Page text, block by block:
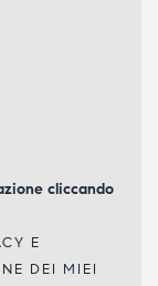
cliccando
E
DEI MIEI